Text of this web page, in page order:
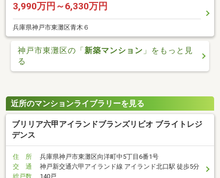
3,990万円～6,330万円
兵庫県神戸市東灘区青木６
神戸市東灘区の「新築マンション 」をもっと見
る
近所のマンションライブラリーを見る
ブリリア六甲アイランドブランズリビオ ブライトレジ
デンス
住 所
兵庫県神戸市東灘区向洋町中5丁目6番1号
交 通
神戸新交通六甲アイランド線 アイランド北口駅 徒歩5分
総戸数
140戸